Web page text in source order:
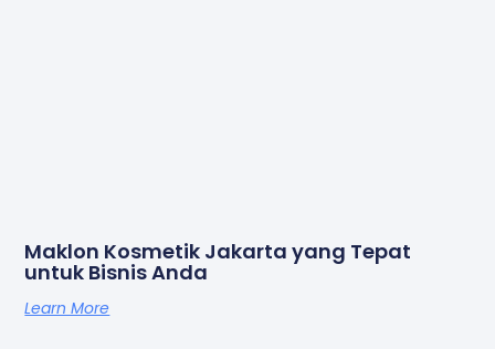
Maklon Kosmetik Jakarta yang Tepat
untuk Bisnis Anda
Learn More